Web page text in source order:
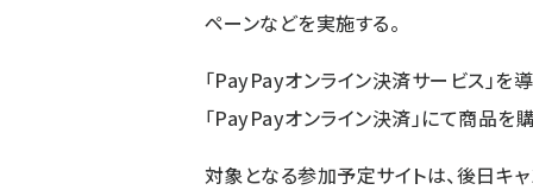
ペーンなどを実施する。
「PayPayオンライン決済サービス」を
「PayPayオンライン決済」にて商品
対象となる参加予定サイトは、後日キ